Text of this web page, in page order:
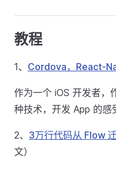
教程
1、 Cordova，React-
作为一个 iOS 开发者，
种技术，开发 App 的感
2、 3万行代码从 Flow
文）